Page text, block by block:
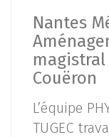
Nantes
magistral
Couëron
L’équipe
TUGEC